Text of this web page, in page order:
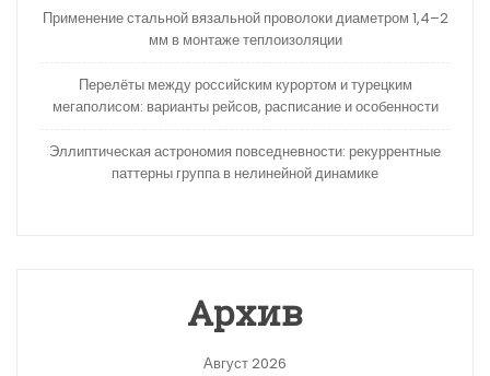
Применение стальной вязальной проволоки диаметром 1,4–2
мм в монтаже теплоизоляции
Перелёты между российским курортом и турецким
мегаполисом: варианты рейсов, расписание и особенности
Эллиптическая астрономия повседневности: рекуррентные
паттерны группа в нелинейной динамике
Архив
Август 2026